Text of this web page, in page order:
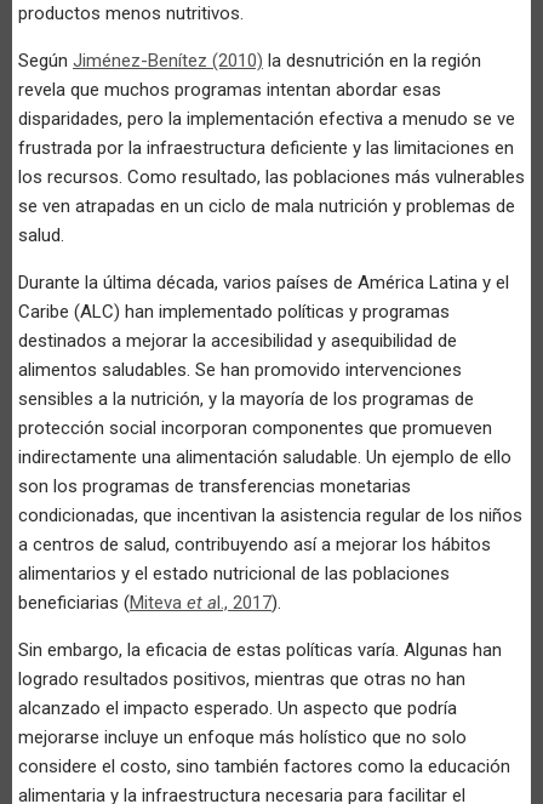
productos menos nutritivos.
Según Jiménez-Benítez (2010) la desnutrición en la región
revela que muchos programas intentan abordar esas
disparidades, pero la implementación efectiva a menudo se ve
frustrada por la infraestructura deficiente y las limitaciones en
los recursos. Como resultado, las poblaciones más vulnerables
se ven atrapadas en un ciclo de mala nutrición y problemas de
salud.
Durante la última década, varios países de América Latina y el
Caribe (ALC) han implementado políticas y programas
destinados a mejorar la accesibilidad y asequibilidad de
alimentos saludables. Se han promovido intervenciones
sensibles a la nutrición, y la mayoría de los programas de
protección social incorporan componentes que promueven
indirectamente una alimentación saludable. Un ejemplo de ello
son los programas de transferencias monetarias
condicionadas, que incentivan la asistencia regular de los niños
a centros de salud, contribuyendo así a mejorar los hábitos
alimentarios y el estado nutricional de las poblaciones
beneficiarias (Miteva et al., 2017).
Sin embargo, la eficacia de estas políticas varía. Algunas han
logrado resultados positivos, mientras que otras no han
alcanzado el impacto esperado. Un aspecto que podría
mejorarse incluye un enfoque más holístico que no solo
considere el costo, sino también factores como la educación
alimentaria y la infraestructura necesaria para facilitar el